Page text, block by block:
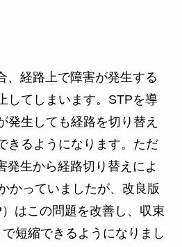
、経路上で障害が発生する
してしまいます。STPを導
発生しても経路を切り替え
きるようになります。ただ
発生から経路切り替えによ
かっていましたが、改良版
はこの問題を改善し、収束
短縮できるようになりまし